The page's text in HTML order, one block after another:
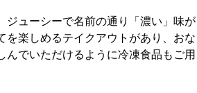
ューシーで名前の通り「濃い」味が
を楽しめるテイクアウトがあり、おな
でいただけるように冷凍食品もご用